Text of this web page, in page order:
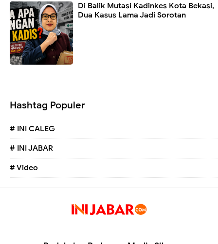
Di Balik Mutasi Kadinkes Kota Bekasi,
Dua Kasus Lama Jadi Sorotan
Hashtag Populer
# INI CALEG
# INI JABAR
# Video